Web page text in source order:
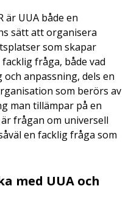
är UUA både en
sätt att organisera
som skapar
fråga, både vad
anpassning, dels en
som berörs av
man tillämpar på en
frågan om universell
en facklig fråga som
med UUA och